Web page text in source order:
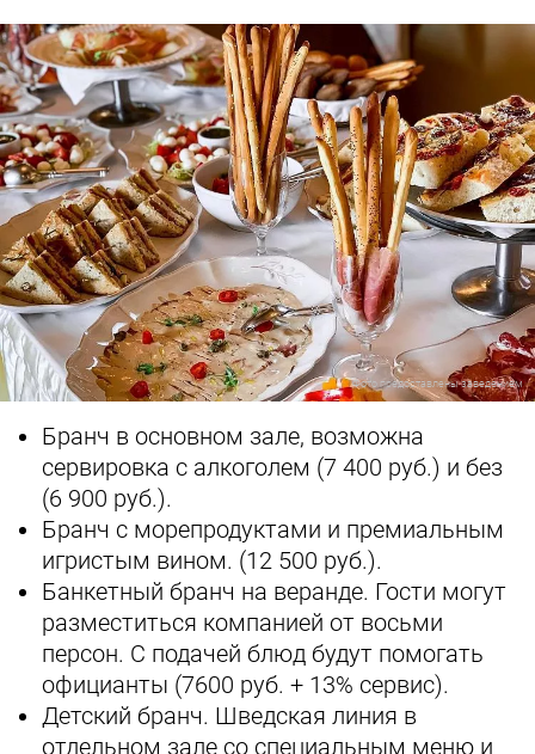
Фото предоставлены заведением
Бранч в основном зале, возможна
сервировка с алкоголем (7 400 руб.) и без
(6 900 руб.).
Бранч с морепродуктами и премиальным
игристым вином. (12 500 руб.).
Банкетный бранч на веранде. Гости могут
разместиться компанией от восьми
персон. С подачей блюд будут помогать
официанты (7600 руб. + 13% сервис).
Детский бранч. Шведская линия в
отдельном зале со специальным меню и